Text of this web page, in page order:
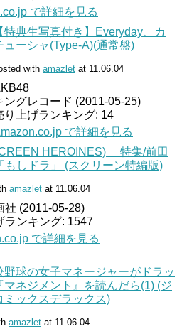
で詳細を見る
特典生写真付き】Everyday、カ
ューシャ(Type-A)(通常盤)
with amazlet at 11.06.04
ングレコード (2011-05-25)
り上げランキング: 14
で詳細を見る
HEROINES) 特集/前田
もしドラ」 (スクリーン特編版)
amazlet at 11.06.04
社 (2011-05-28)
ランキング: 1547
で詳細を見る
野球の女子マネージャーがドラッ
マネジメント』を読んだら(1) (ジ
ミックスデラックス)
amazlet at 11.06.04